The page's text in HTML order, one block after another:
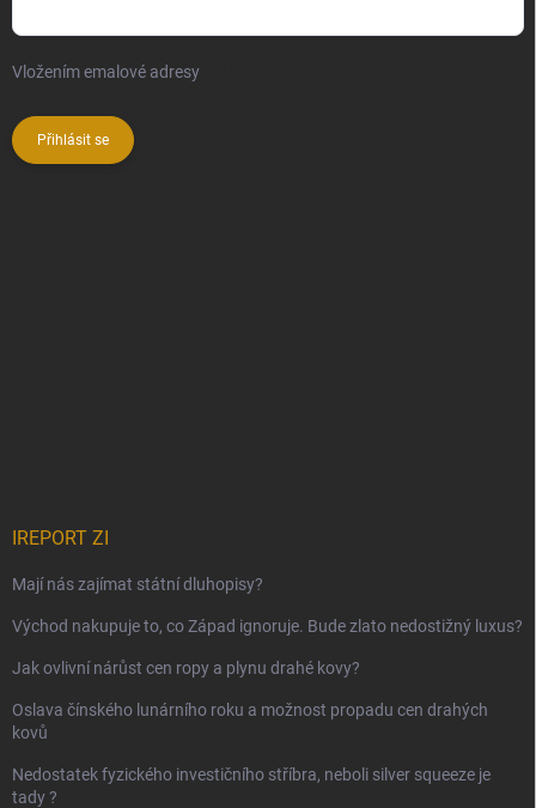
Vložením emalové adresy
Přihlásit se
IREPORT ZI
Mají nás zajímat státní dluhopisy?
Východ nakupuje to, co Západ ignoruje. Bude zlato nedostižný luxus?
Jak ovlivní nárůst cen ropy a plynu drahé kovy?
Oslava čínského lunárního roku a možnost propadu cen drahých
kovů
Nedostatek fyzického investičního stříbra, neboli silver squeeze je
tady ?